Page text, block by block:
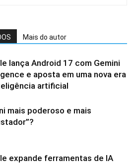
Mais do autor
lança Android 17 com Gemini
e aposta em uma nova era
artificial
mais poderoso e mais
expande ferramentas de IA